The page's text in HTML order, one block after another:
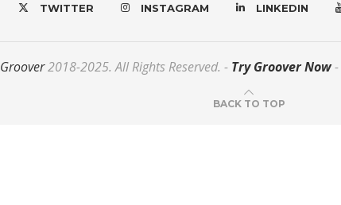
TWITTER INSTAGRAM LINKEDIN
Groover2018-2025. All Rights Reserved. - Try Groover Now-
BACK TO TOP